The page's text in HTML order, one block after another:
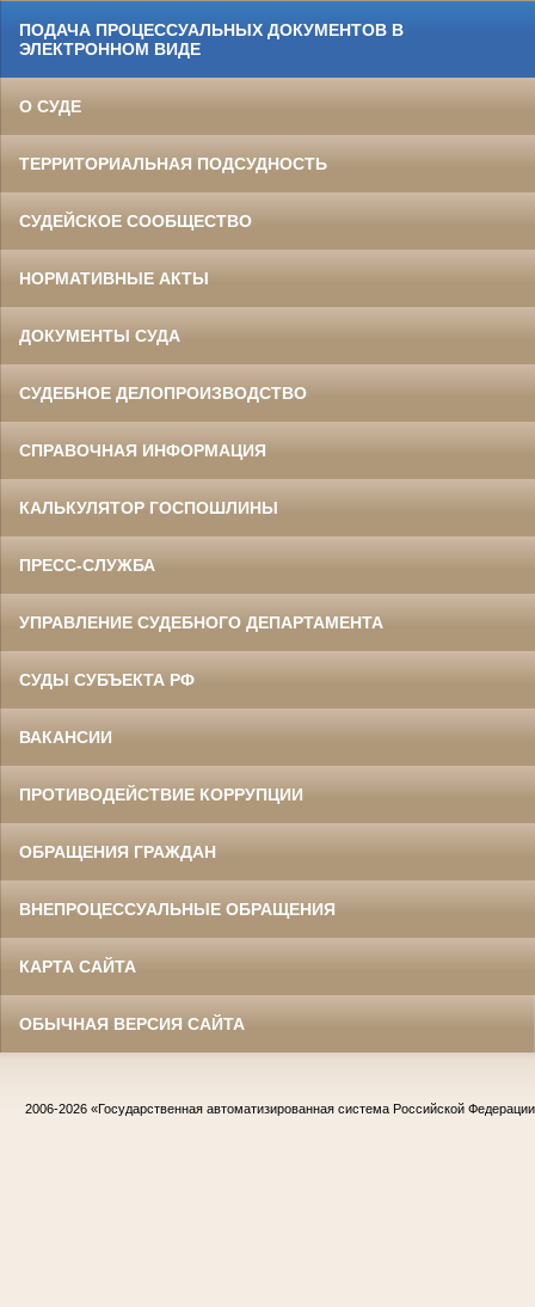
ПОДАЧА ПРОЦЕССУАЛЬНЫХ ДОКУМЕНТОВ В
ЭЛЕКТРОННОМ ВИДЕ
О СУДЕ
ТЕРРИТОРИАЛЬНАЯ ПОДСУДНОСТЬ
СУДЕЙСКОЕ СООБЩЕСТВО
НОРМАТИВНЫЕ АКТЫ
ДОКУМЕНТЫ СУДА
СУДЕБНОЕ ДЕЛОПРОИЗВОДСТВО
СПРАВОЧНАЯ ИНФОРМАЦИЯ
КАЛЬКУЛЯТОР ГОСПОШЛИНЫ
ПРЕСС-СЛУЖБА
УПРАВЛЕНИЕ СУДЕБНОГО ДЕПАРТАМЕНТА
СУДЫ СУБЪЕКТА РФ
ВАКАНСИИ
ПРОТИВОДЕЙСТВИЕ КОРРУПЦИИ
ОБРАЩЕНИЯ ГРАЖДАН
ВНЕПРОЦЕССУАЛЬНЫЕ ОБРАЩЕНИЯ
КАРТА САЙТА
ОБЫЧНАЯ ВЕРСИЯ САЙТА
2006-2026 «Государственная автоматизированная система Российской